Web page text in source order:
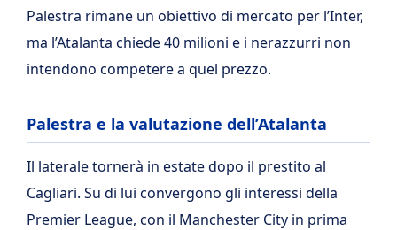
Palestra rimane un obiettivo di mercato per l’Inter,
ma l’Atalanta chiede 40 milioni e i nerazzurri non
intendono competere a quel prezzo.
Palestra e la valutazione dell’Atalanta
Il laterale tornerà in estate dopo il prestito al
Cagliari. Su di lui convergono gli interessi della
Premier League, con il Manchester City in prima